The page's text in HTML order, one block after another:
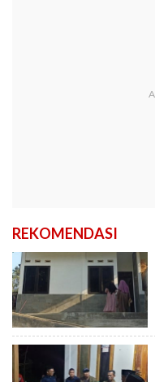
REKOMENDASI